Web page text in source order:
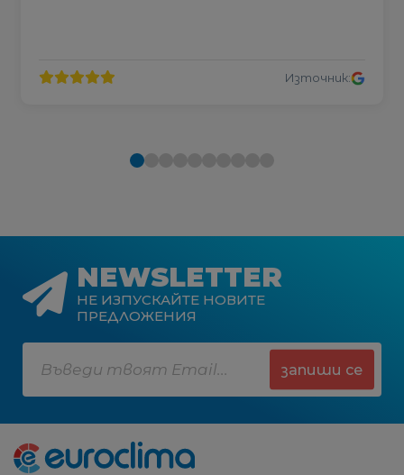
Източник:
NEWSLETTER
НЕ ИЗПУСКАЙТЕ НОВИТЕ
ПРЕДЛОЖЕНИЯ
запиши се